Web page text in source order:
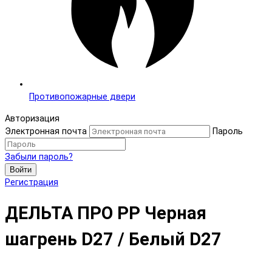
Противопожарные двери
Авторизация
Электронная почта
Пароль
Забыли пароль?
Войти
Регистрация
ДЕЛЬТА ПРО PP Черная
шагрень D27 / Белый D27